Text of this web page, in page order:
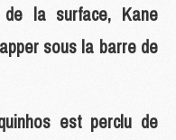
la surface, Kane
sous la barre de
est perclu de